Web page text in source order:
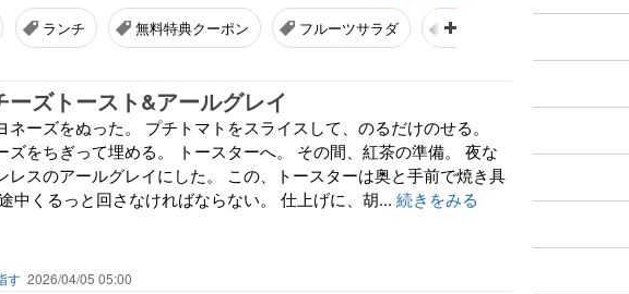
ランチ 無料特典クーポン フルーツサラダ 揚げなすとバジルのガーリ
ーズトースト&アールグレイ
ネーズをぬった。 プチトマトをスライスして、のるだけのせる。
ズをちぎって埋める。 トースターへ。 その間、紅茶の準備。 夜な
レスのアールグレイにした。 この、トースターは奥と手前で焼き具
中くるっと回さなければならない。 仕上げに、胡... 続きをみる
す 2026/04/05 05:00